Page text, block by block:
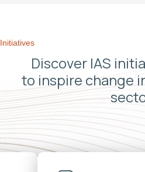
Initiatives
Discover IAS
to inspire change